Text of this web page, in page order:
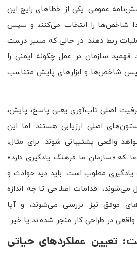
عمومی. یکی از خطاهای رایج این
شاخص‌ها را انتخاب می‌کنند و سپس
ربط دهند. در حالی که مسیر درست
فهمید سازمان در عمل چگونه ایمنی را
شاخص‌ها و ابزارهای پایش متناسب
اصلی تاب‌آوری یعنی پاسخ، پایش،
اصلی ارزیابی هستند. اما این
واقعی پشتیبانی شوند. برای مثال،
که «سازمان ما فرهنگ یادگیری دارد»
مطلوب است. باید دید حوادث و
اقدامات اصلاحی تا چه اندازه
موفق نیز بررسی می‌شوند، و آیا
در طراحی کار منجر شده‌اند یا خیر.